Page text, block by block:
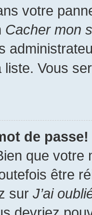
votre
Cacher mon
Vous
de passe!
que
être
sur J’ai